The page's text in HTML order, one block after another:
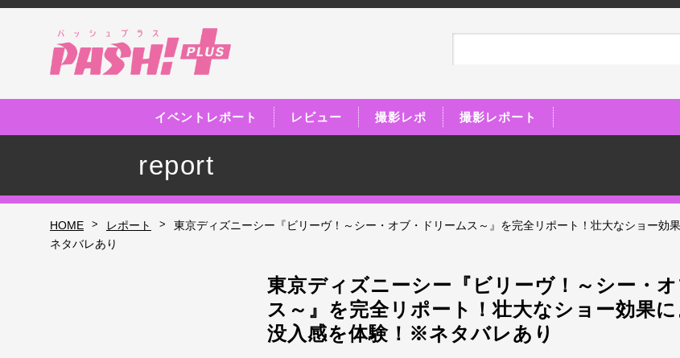
イベントレポート レビュー 撮影レポ 撮影レポート
report
HOME > レポート >
東京ディズニーシー『ビリーヴ！～シー・オブ・ドリームス～』を完全リポート！壮大なショー効
ネタバレあり
東京ディズニーシー『ビリーヴ！～シー・
ス～』を完全リポート！壮大なショー効果
没入感を体験！※ネタバレあり